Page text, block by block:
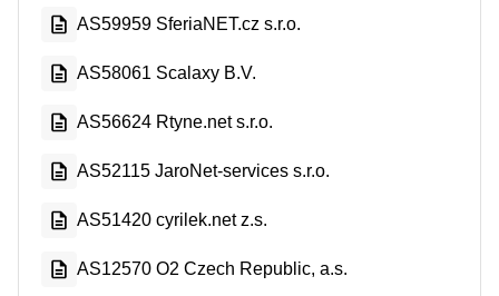
AS59959 SferiaNET.cz s.r.o.
AS58061 Scalaxy B.V.
AS56624 Rtyne.net s.r.o.
AS52115 JaroNet-services s.r.o.
AS51420 cyrilek.net z.s.
AS12570 O2 Czech Republic, a.s.